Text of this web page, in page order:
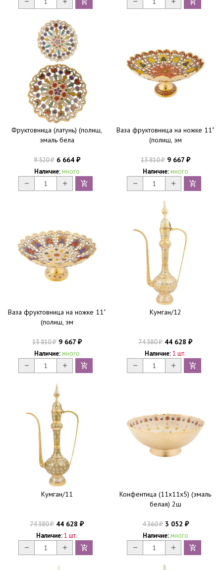
Фруктовница (латунь) (полиш,
эмаль бела
9 520₽6 664 ₽
Наличие: много
Ваза фруктовница на ножке 11"
(полиш, эм
13 810₽9 667 ₽
Наличие: много
Ваза фруктовница на ножке 11"
(полиш, эм
13 810₽9 667 ₽
Наличие: много
Кумган/12
74 380₽ 44 628 ₽
Наличие:1 шт.
Кумган/11
74 380₽ 44 628 ₽
Наличие:1 шт.
Конфентица (11х11х5) (эмаль
белая) 2ш
4 360₽3 052 ₽
Наличие: много